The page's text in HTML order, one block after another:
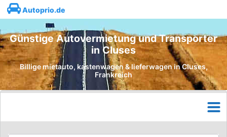
Autoprio.de
Günstige Autovermietung und Transporter
in Cluses
Billige mietauto, kastenwagen & lieferwagen in Cluses,
Frankreich